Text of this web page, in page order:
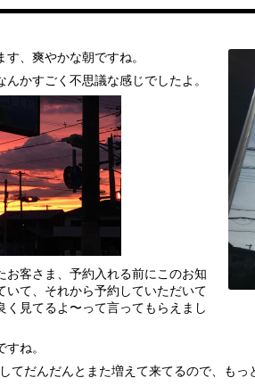
、爽やかな朝ですね。
かすごく不思議な感じでしたよ。
お客さま、予約入れる前にこのお知
いて、それから予約していただいて
く見てるよ〜って言ってもらえまし
ね。
てだんだんとまた増えて来てるので、もっ